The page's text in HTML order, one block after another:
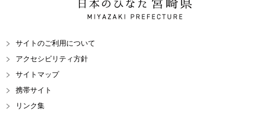
日本のひなた 宮崎県
MIYAZAKI PREFECTURE
サイトのご利用について
アクセシビリティ方針
サイトマップ
携帯サイト
リンク集